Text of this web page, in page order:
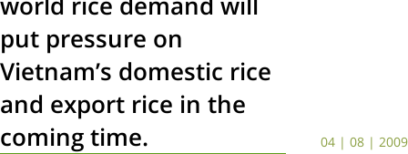
put pressure on
Vietnam’s domestic rice
and export rice in the
coming time.
04 | 08 | 2009